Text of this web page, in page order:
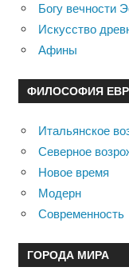
Богу вечности
Искусство
Афины
ФИЛОСОФИЯ
Итальянское
Северное
Новое время
Модерн
Современность
ГОРОДА МИРА